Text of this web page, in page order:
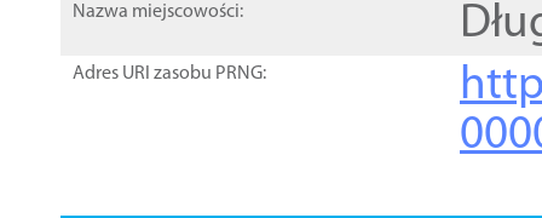
Nazwa miejscowości:
Adres URI zasobu PRNG: